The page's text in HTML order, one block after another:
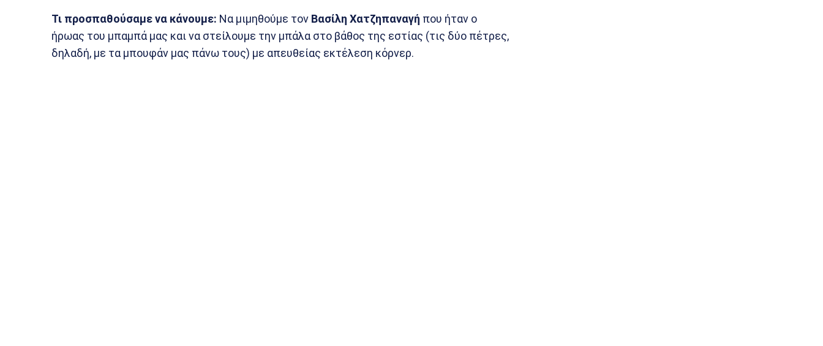
Τι προσπαθούσαμε να κάνουμε: Να μιμηθούμε τον Βασίλη Χατζηπαναγή που ήταν ο
ήρωας του μπαμπά μας και να στείλουμε την μπάλα στο βάθος της εστίας (τις δύο πέτρες,
δηλαδή, με τα μπουφάν μας πάνω τους) με απευθείας εκτέλεση κόρνερ.